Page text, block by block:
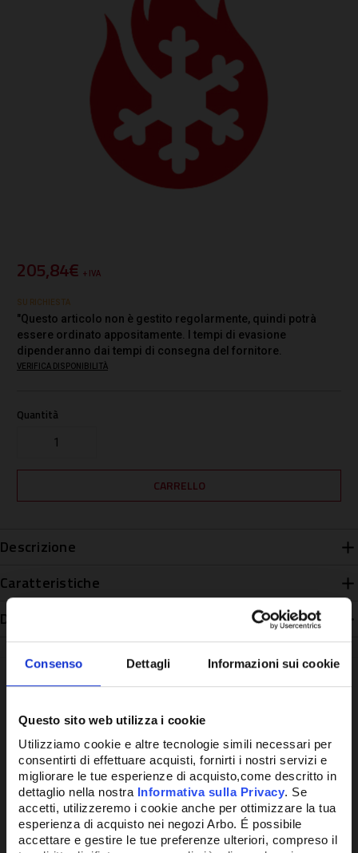
Consenso Dettagli Informazioni sui cookie
Questo sito web utilizza i cookie
Utilizziamo cookie e altre tecnologie simili necessari per
consentirti di effettuare acquisti, fornirti i nostri servizi e
migliorare le tue esperienze di acquisto,come descritto in
dettaglio nella nostra Informativa sulla Privacy. Se
accetti, utilizzeremo i cookie anche per ottimizzare la tua
esperienza di acquisto nei negozi Arbo. É possibile
accettare e gestire le tue preferenze ulteriori, compreso il
205,84€ + IVA
SU RICHIESTA
"Questo articolo non è gestito regolarmente, quindi potrà
essere ordinato appositamente. I tempi di evasione
dipenderanno dai tempi di consegna del fornitore.
VERIFICA DISPONIBILITÀ
Quantità
Descrizione
Caratteristiche
Disponibilità
Potrebbe anche interessarti